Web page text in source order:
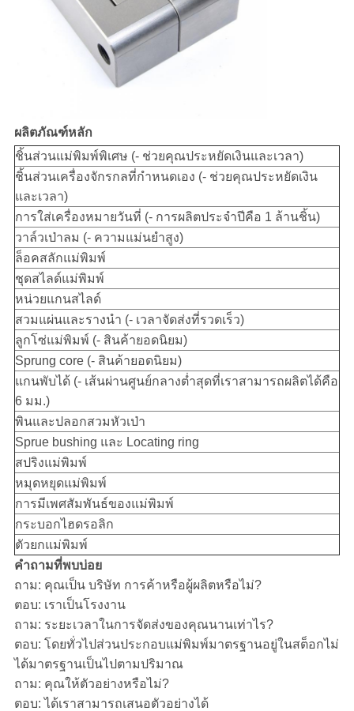
ผลิตภัณฑ์หลัก
ชิ้นส่วนแม่พิมพ์พิเศษ (- ช่วยคุณประหยัดเงินและเวลา)
ชิ้นส่วนเครื่องจักรกลที่กำหนดเอง (- ช่วยคุณประหยัดเงิน
และเวลา)
การใส่เครื่องหมายวันที่ (- การผลิตประจำปีคือ 1 ล้านชิ้น)
วาล์วเป่าลม (- ความแม่นยำสูง)
ล็อคสลักแม่พิมพ์
ชุดสไลด์แม่พิมพ์
หน่วยแกนสไลด์
สวมแผ่นและรางนำ (- เวลาจัดส่งที่รวดเร็ว)
ลูกโซ่แม่พิมพ์ (- สินค้ายอดนิยม)
Sprung core (- สินค้ายอดนิยม)
แกนพับได้ (- เส้นผ่านศูนย์กลางต่ำสุดที่เราสามารถผลิตได้คือ
6 มม.)
พินและปลอกสวมหัวเป่า
Sprue bushing และ Locating ring
สปริงแม่พิมพ์
หมุดหยุดแม่พิมพ์
การมีเพศสัมพันธ์ของแม่พิมพ์
กระบอกไฮดรอลิก
ตัวยกแม่พิมพ์
คำถามที่พบบ่อย
ถาม: คุณเป็น บริษัท การค้าหรือผู้ผลิตหรือไม่?
ตอบ: เราเป็นโรงงาน
ถาม: ระยะเวลาในการจัดส่งของคุณนานเท่าไร?
ตอบ: โดยทั่วไปส่วนประกอบแม่พิมพ์มาตรฐานอยู่ในสต็อกไม่
ได้มาตรฐานเป็นไปตามปริมาณ
ถาม: คุณให้ตัวอย่างหรือไม่?
ตอบ: ได้เราสามารถเสนอตัวอย่างได้